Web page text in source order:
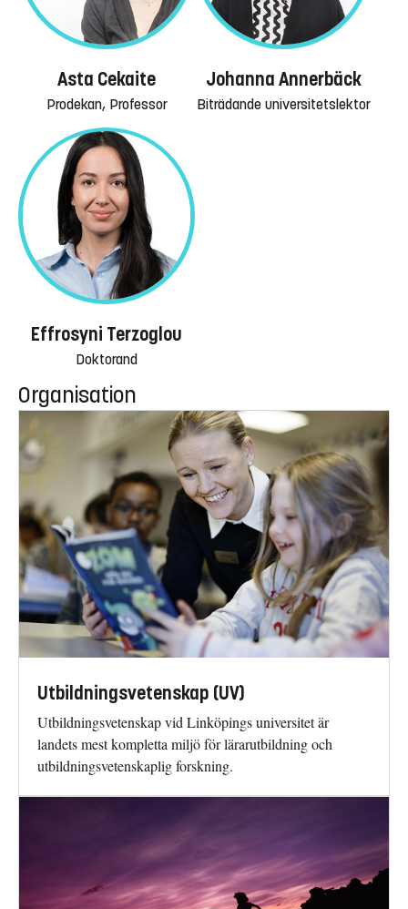
Asta Cekaite
Prodekan, Professor
Johanna Annerbäck
Biträdande universitetslektor
Effrosyni Terzoglou
Doktorand
Organisation
Utbildningsvetenskap (UV)
Utbildningsvetenskap vid Linköpings universitet är
landets mest kompletta miljö för lärarutbildning och
utbildningsvetenskaplig forskning.